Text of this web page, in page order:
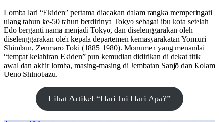
Lomba lari “Ekiden” pertama diadakan dalam rangka memperingati
ulang tahun ke-50 tahun berdirinya Tokyo sebagai ibu kota setelah
Edo berganti nama menjadi Tokyo, dan diselenggarakan oleh
diselenggarakan oleh kepala departemen kemasyarakatan Yomiuri
Shimbun, Zenmaro Toki (1885-1980). Monumen yang menandai
“tempat kelahiran Ekiden” pun kemudian didirikan di dekat titik
awal dan akhir lomba, masing-masing di Jembatan Sanjō dan Kolam
Ueno Shinobazu.
Lihat Artikel “Hari Ini Hari Apa?”